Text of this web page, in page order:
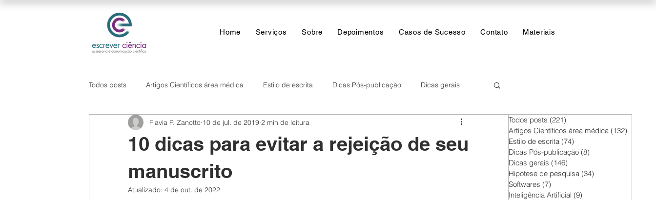
Home Serviços Sobre Depoimentos Casos de Sucesso Contato Materiais
Todos posts Artigos Científicos área médica Estilo de escrita Dicas Pós-publicação Dicas gerais
Hipótese de pesquisa Softwares Inteligência Artificial Análise Estatística
10 dicas para evitar a rejeição de seu
manuscrito
Flavia P. Zanotto 10 de jul. de 2019 2 min de leitura
Atualizado: 4 de out. de 2022
Todos posts (221)
Artigos Científicos área médica (132)
Estilo de escrita (74)
Dicas Pós-publicação (8)
Dicas gerais (146)
Hipótese de pesquisa (34)
Softwares (7)
Inteligência Artificial (9)